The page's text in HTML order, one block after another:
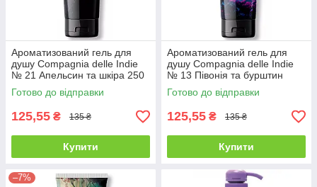
Ароматизований гель для
душу Compagnia delle Indie
№ 21 Апельсин та шкіра 250
мл
Готово до відправки
125,55 ₴ 135 ₴
Купити
Ароматизований гель для
душу Compagnia delle Indie
№ 13 Півонія та бурштин
250ml
Готово до відправки
125,55 ₴ 135 ₴
Купити
–7%